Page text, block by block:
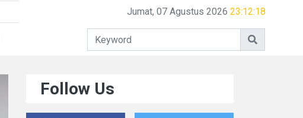
Reakreditasi Program StudiJumat, 07 Agustus 2026 23:12:19
Follow Us